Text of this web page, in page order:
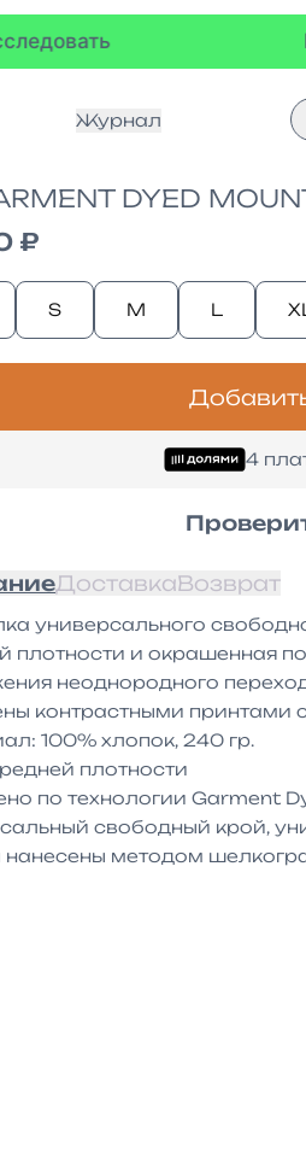
Журнал
DYED
₽
S M L
4
ДоставкаВозврат
универсального
плотности и окрашенная
неоднородного
контрастными принтами
100% хлопок, 240 гр.
плотности
по технологии Garment
свободный крой,